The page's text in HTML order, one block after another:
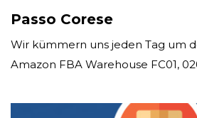
Passo Corese
Wir kümmern uns jeden Tag um
Amazon FBA Warehouse FC01,